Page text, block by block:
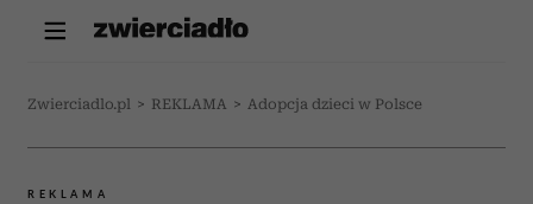
Zwierciadlo.pl > REKLAMA > Adopcja dzieci w Polsce
REKLAMA